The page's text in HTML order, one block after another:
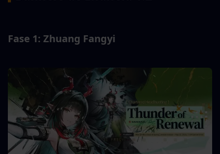
Fase 1: Zhuang Fangyi